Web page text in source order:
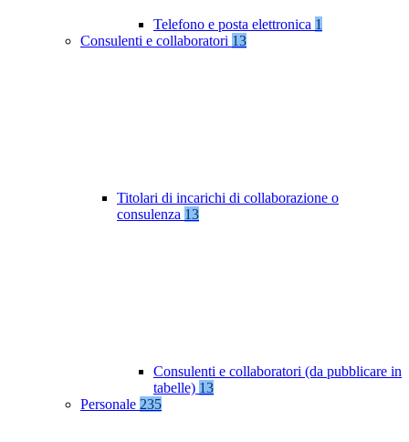
Telefono e posta elettronica 1
Consulenti e collaboratori 13
Titolari di incarichi di collaborazione o
consulenza 13
Consulenti e collaboratori (da pubblicare in
tabelle) 13
Personale 235